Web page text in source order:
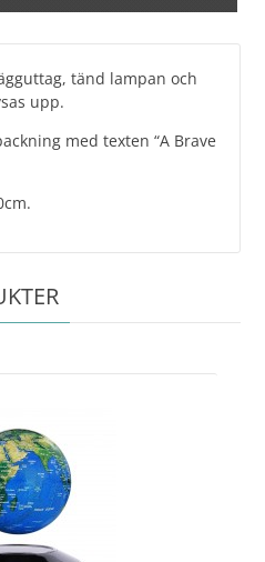
tänd lampan och
upp.
med texten “A Brave